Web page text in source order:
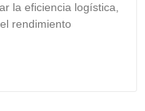
la eficiencia logística,
rendimiento